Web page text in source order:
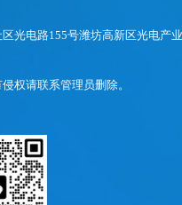
光电路155号潍坊高新区光电产业
权请联系管理员删除。